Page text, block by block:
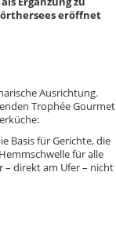
eröffnet
Ausrichtung.
Trophée Gourmet
Basis für Gerichte, die
für alle
– direkt am Ufer – nicht